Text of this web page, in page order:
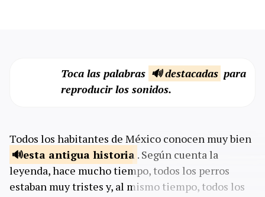
Toca las palabras 🔊 destacadas para
reproducir los sonidos.
Todos los habitantes de México conocen muy bien
esta antigua historia . Según cuenta la
leyenda, hace mucho tiempo, todos los perros
estaban muy tristes y, al mismo tiempo, todos los